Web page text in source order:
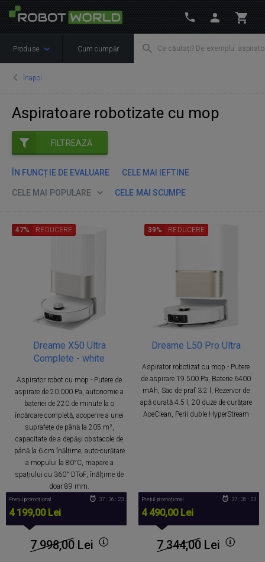
Produse Cum cumpăr
Înapoi
Aspiratoare robotizate cu mop
FILTREAZĂ
ÎN FUNCȚIE DE EVALUARE CELE MAI IEFTINE
CELE MAI POPULARE CELE MAI SCUMPE
Dreame X50 Ultra
Complete - white
Aspirator robot cu mop - Putere de
aspirare de 20.000 Pa, autonomie a
bateriei de 220 de minute la o
încărcare completă, acoperire a unei
suprafețe de până la 205 m²,
capacitate de a depăși obstacole de
până la 6 cm înălțime, auto-curățare
a mopului la 80°C, mapare a
spațiului cu 360° DToF, înălțime de
doar 89 mm.
47% REDUCERE
Prețul promoțional
4 199,00 Lei
37 : 36 : 22
7 998,00Lei
Dreame L50 Pro Ultra
Aspirator robotizat cu mop - Putere
de aspirare 19 500 Pa, Baterie 6400
mAh, Sac de praf 3.2 l, Rezervor de
apă curată 4.5 l, 20 duze de curățare
AceClean, Perii duble HyperStream
39% REDUCERE
Prețul promoțional
4 490,00 Lei
37 : 36 : 22
7 344,00Lei